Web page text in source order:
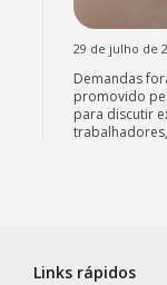
29 de julho de
Demandas
promovido
para discutir
Links rápidos